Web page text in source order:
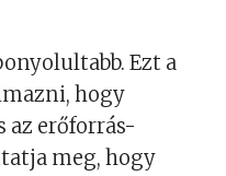
Ezt a
hogy
az erőforrás-
meg, hogy